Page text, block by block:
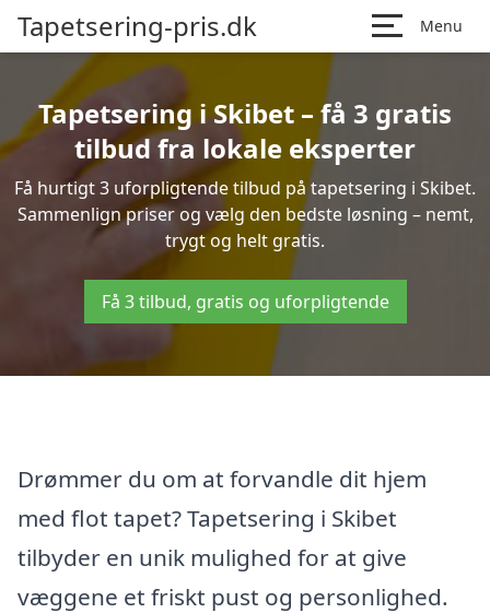
Tapetsering-pris.dk Menu
Tapetsering i Skibet – få 3 gratis
tilbud fra lokale eksperter
Få hurtigt 3 uforpligtende tilbud på tapetsering i Skibet.
Sammenlign priser og vælg den bedste løsning – nemt,
trygt og helt gratis.
Få 3 tilbud, gratis og uforpligtende
Drømmer du om at forvandle dit hjem
med flot tapet? Tapetsering i Skibet
tilbyder en unik mulighed for at give
væggene et friskt pust og personlighed.